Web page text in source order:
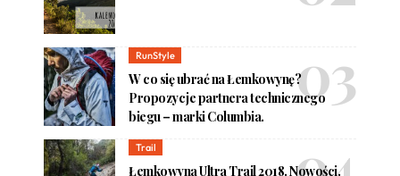
RunStyle
W co się ubrać na Łemkowynę?
Propozycje partnera technicznego
biegu – marki Columbia.
Trail
Łemkowyna Ultra Trail 2018. Nowości.